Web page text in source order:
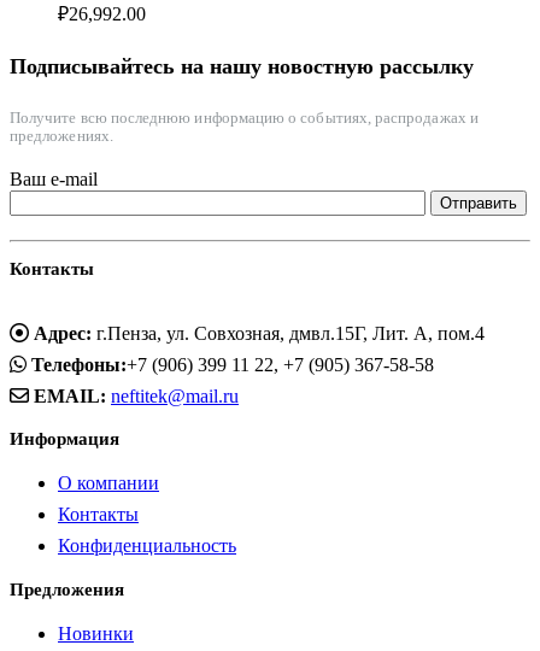
₽26,992.00
Подписывайтесь на нашу новостную рассылку
Получите всю последнюю информацию о событиях, распродажах и
предложениях.
Ваш e-mail
Контакты
Адрес: г.Пенза, ул. Совхозная, дмвл.15Г, Лит. А, пом.4
Телефоны:+7 (906) 399 11 22, +7 (905) 367-58-58
EMAIL: neftitek@mail.ru
Информация
О компании
Контакты
Конфиденциальность
Предложения
Новинки